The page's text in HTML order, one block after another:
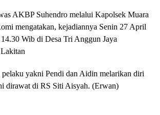
AKBP Suhendro melalui Kapolsek Muara
mengatakan, kejadiannya Senin 27 April
Wib di Desa Tri Anggun Jaya
yakni Pendi dan Aidin melarikan diri
dirawat di RS Siti Aisyah. (Erwan)